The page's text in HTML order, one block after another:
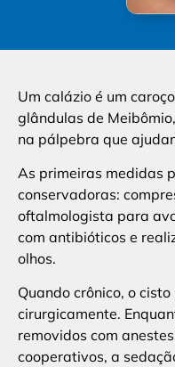
Um calázio é um
glândulas de
na pálpebra que
As primeiras medidas
conservadoras:
oftalmologista para
com antibióticos e
olhos.
Quando crônico, o
cirurgicamente.
removidos com
cooperativos, a